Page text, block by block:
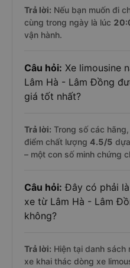
Trả lời: Nếu bạn muốn đi
cùng trong ngày là lúc
vận hành.
Câu hỏi: Xe limousine
Lâm Hà - Lâm Đồng
giá tốt nhất?
Trả lời: Trong số các hãng,
điểm chất lượng 4.5/5
– một con số minh chứng
Câu hỏi: Đây có phải
xe từ Lâm Hà - Lâm
không?
Trả lời: Hiện tại danh sách
xe khai thác dòng xe